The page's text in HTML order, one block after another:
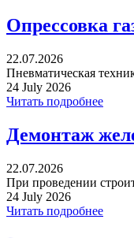
Опрессовка
22.07.2026
Пневматическая
24 July 2026
Читать подробнее
Демонтаж
22.07.2026
При проведении
24 July 2026
Читать подробнее